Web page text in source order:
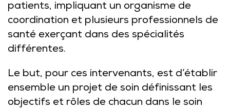
patients, impliquant un organisme de
coordination et plusieurs professionnels de
santé exerçant dans des spécialités
différentes.
Le but, pour ces intervenants, est d’établir
ensemble un projet de soin définissant les
objectifs et rôles de chacun dans le soin